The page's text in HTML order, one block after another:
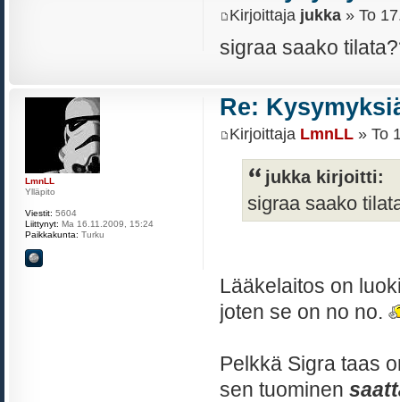
Kirjoittaja jukka» To
sigraa saako
Re:
Kirjoittaja LmnLL» To
jukka kirjoitti:
sigraa saako
Lääkelaitos on
joten se on no no.
Pelkkä Sigra taas
sen tuominen
LmnLL
Ylläpito
Viestit: 5604
Liittynyt: Ma 16.11.2009, 15:24
Paikkakunta: Turku